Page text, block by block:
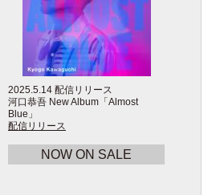
2025.5.14 配信リリース
河口恭吾 New Album「Almost
Blue」
配信リリース
NOW ON SALE